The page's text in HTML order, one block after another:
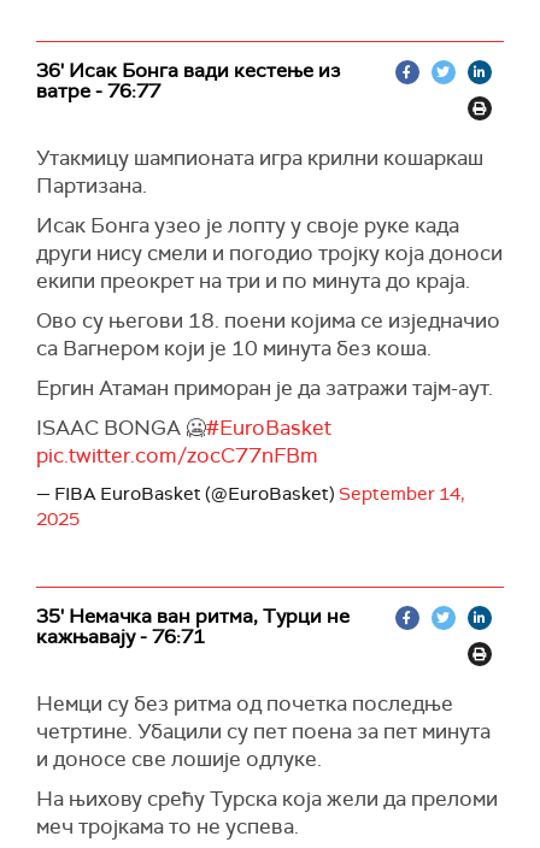
36' Исак Бонга вади кестење из
ватре - 76:77
Утакмицу шампионата игра крилни кошаркаш
Партизана.
Исак Бонга узео је лопту у своје руке када
други нису смели и погодио тројку која доноси
екипи преокрет на три и по минута до краја.
Ово су његови 18. поени којима се изједначио
са Вагнером који је 10 минута без коша.
Ергин Атаман приморан је да затражи тајм-аут.
ISAAC BONGA 🥶#EuroBasket
pic.twitter.com/zocC77nFBm
— FIBA EuroBasket (@EuroBasket) September 14,
2025
35' Немачка ван ритма, Турци не
кажњавају - 76:71
Немци су без ритма од почетка последње
четртине. Убацили су пет поена за пет минута
и доносе све лошије одлуке.
На њихову срећу Турска која жели да преломи
меч тројкама то не успева.